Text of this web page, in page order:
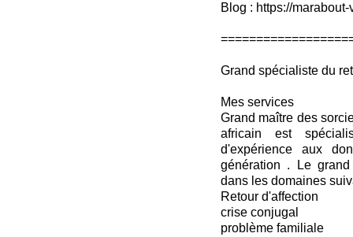
Blog : https://
Grand spécialiste du
Mes services
Grand maître des
africain est
d'expérience aux
génération . Le
dans les domaines
Retour d'affection
crise conjugal
problème familiale